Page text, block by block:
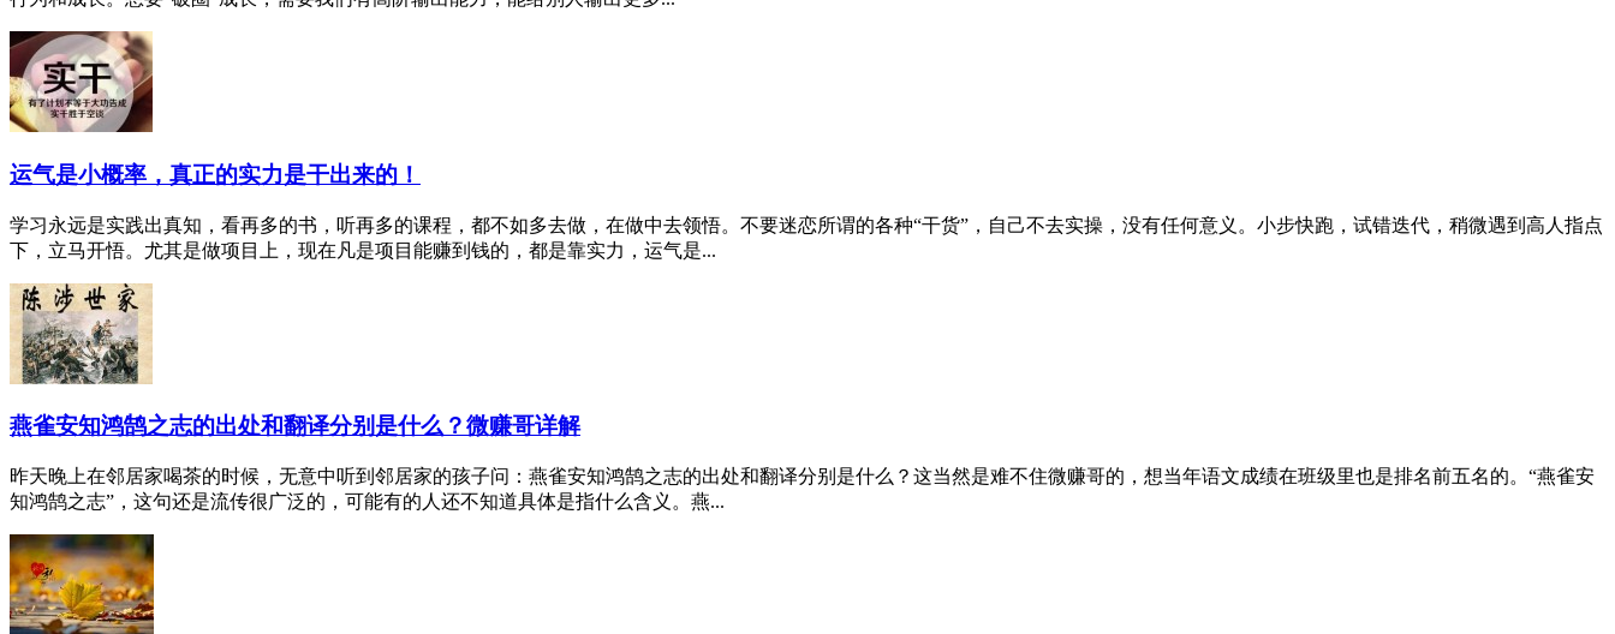
运气是小概率，真正的实力是干出来的！
学习永远是实践出真知，看再多的书，听再多的课程，都不如多去做，在做中去领悟。不要迷恋所谓的各种“干货”，自己不去实操，没有任何意义。小步快跑，试错迭代，稍微遇到高人指点
下，立马开悟。尤其是做项目上，现在凡是项目能赚到钱的，都是靠实力，运气是...
燕雀安知鸿鹄之志的出处和翻译分别是什么？微赚哥详解
昨天晚上在邻居家喝茶的时候，无意中听到邻居家的孩子问：燕雀安知鸿鹄之志的出处和翻译分别是什么？这当然是难不住微赚哥的，想当年语文成绩在班级里也是排名前五名的。“燕雀安
知鸿鹄之志”，这句还是流传很广泛的，可能有的人还不知道具体是指什么含义。燕...